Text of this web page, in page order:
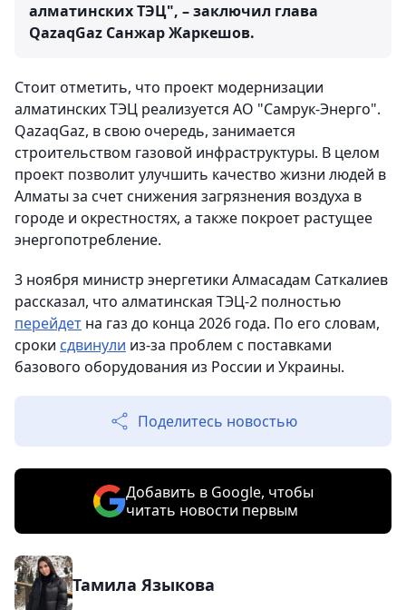
алматинских ТЭЦ", – заключил глава
QazaqGaz Санжар Жаркешов.
Стоит отметить, что проект модернизации
алматинских ТЭЦ реализуется АО "Самрук-Энерго".
QazaqGaz, в свою очередь, занимается
строительством газовой инфраструктуры. В целом
проект позволит улучшить качество жизни людей в
Алматы за счет снижения загрязнения воздуха в
городе и окрестностях, а также покроет растущее
энергопотребление.
3 ноября министр энергетики Алмасадам Саткалиев
рассказал, что алматинская ТЭЦ-2 полностью
перейдет на газ до конца 2026 года. По его словам,
сроки сдвинули из-за проблем с поставками
базового оборудования из России и Украины.
Поделитесь новостью
Добавить в Google, чтобы
читать новости первым
Тамила Языкова